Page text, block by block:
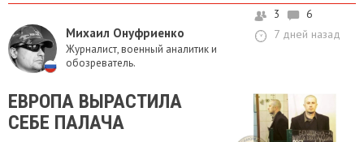
Михаил Онуфриенко
Журналист, военный аналитик и
обозреватель.
3
6
7 дней назад
ЕВРОПА ВЫРАСТИЛА
СЕБЕ ПАЛАЧА